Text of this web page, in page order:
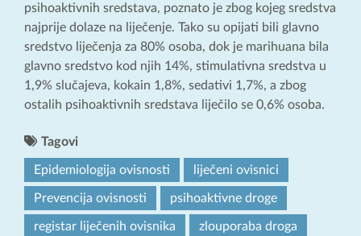
psihoaktivnih sredstava, poznato je zbog kojeg sredstva
najprije dolaze na liječenje. Tako su opijati bili glavno
sredstvo liječenja za 80% osoba, dok je marihuana bila
glavno sredstvo kod njih 14%, stimulativna sredstva u
1,9% slučajeva, kokain 1,8%, sedativi 1,7%, a zbog
ostalih psihoaktivnih sredstava liječilo se 0,6% osoba.
Tagovi
Epidemiologija ovisnosti liječeni ovisnici
Prevencija ovisnosti psihoaktivne droge
registar liječenih ovisnika zlouporaba droga